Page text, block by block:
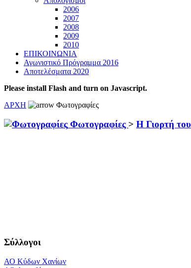
2006
2007
2008
2009
2010
ΕΠΙΚΟΙΝΩΝΙΑ
Αγωνιστικό Πρόγραμμα 2016
Αποτελέσματα 2020
Please install Flash and turn on Javascript.
ΑΡΧΗ
Φωτογραφίες
Φωτογραφίες > Η Γιορτή
Σύλλογοι
ΑΟ Κύδων Χανίων